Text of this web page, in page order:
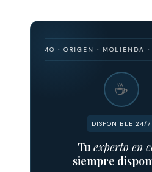
· ORIGEN · MOLIENDA ·
☕
DISPONIBLE 24/7
Tuexperto en
siempre